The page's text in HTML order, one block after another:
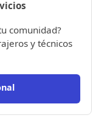
comunidad?
y técnicos